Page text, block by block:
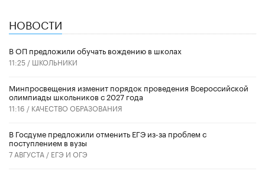
НОВОСТИ
В ОП предложили обучать вождению в школах
11:25 / ШКОЛЬНИКИ
Минпросвещения изменит порядок проведения Всероссийской
олимпиады школьников с 2027 года
11:16 / КАЧЕСТВО ОБРАЗОВАНИЯ
В Госдуме предложили отменить ЕГЭ из-за проблем с
поступлением в вузы
7 АВГУСТА / ЕГЭ И ОГЭ